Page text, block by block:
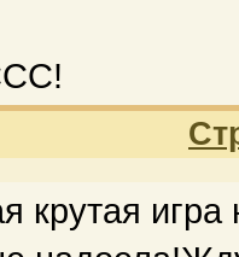
крутая